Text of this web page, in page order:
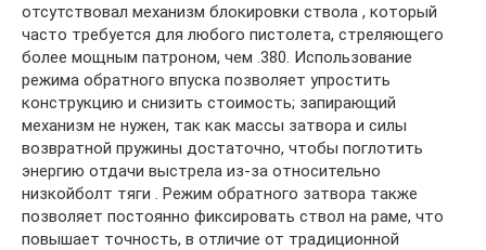
отсутствовал механизм блокировки ствола , который
часто требуется для любого пистолета, стреляющего
более мощным патроном, чем .380. Использование
режима обратного впуска позволяет упростить
конструкцию и снизить стоимость; запирающий
механизм не нужен, так как массы затвора и силы
возвратной пружины достаточно, чтобы поглотить
энергию отдачи выстрела из-за относительно
низкойболт тяги . Режим обратного затвора также
позволяет постоянно фиксировать ствол на раме, что
повышает точность, в отличие от традиционной